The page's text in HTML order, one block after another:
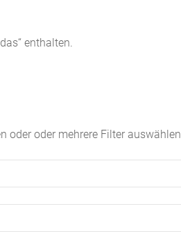
enthalten.
oder oder mehrere Filter auswählen.